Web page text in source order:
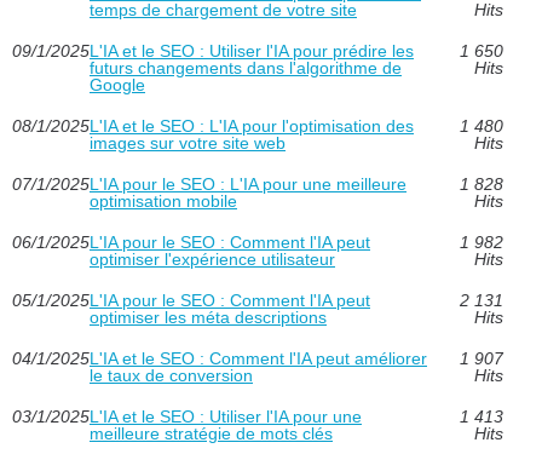
temps de chargement de votre site
Hits
09/1/2025L'IA et le SEO : Utiliser l'IA pour prédire les
futurs changements dans l'algorithme de
Google
1 650
Hits
08/1/2025L'IA et le SEO : L'IA pour l'optimisation des
images sur votre site web
1 480
Hits
07/1/2025L'IA pour le SEO : L'IA pour une meilleure
optimisation mobile
1 828
Hits
06/1/2025L'IA pour le SEO : Comment l'IA peut
optimiser l'expérience utilisateur
1 982
Hits
05/1/2025L'IA pour le SEO : Comment l'IA peut
optimiser les méta descriptions
2 131
Hits
04/1/2025L'IA et le SEO : Comment l'IA peut améliorer
le taux de conversion
1 907
Hits
03/1/2025L'IA et le SEO : Utiliser l'IA pour une
meilleure stratégie de mots clés
1 413
Hits